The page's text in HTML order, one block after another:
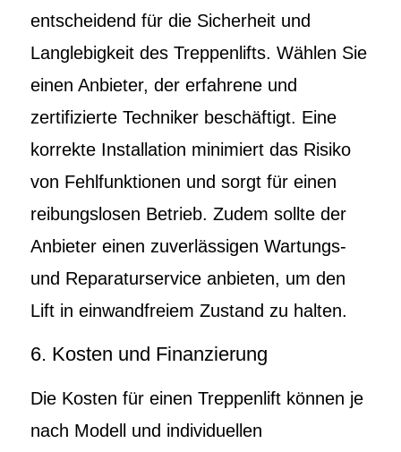
entscheidend für die Sicherheit und
Langlebigkeit des Treppenlifts. Wählen Sie
einen Anbieter, der erfahrene und
zertifizierte Techniker beschäftigt. Eine
korrekte Installation minimiert das Risiko
von Fehlfunktionen und sorgt für einen
reibungslosen Betrieb. Zudem sollte der
Anbieter einen zuverlässigen Wartungs-
und Reparaturservice anbieten, um den
Lift in einwandfreiem Zustand zu halten.
6. Kosten und Finanzierung
Die Kosten für einen Treppenlift können je
nach Modell und individuellen